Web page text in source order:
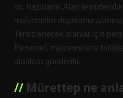
vb. hazırlanır. Alan
malzemeler depolama
Temizlenecek alanlar için
Personel, malzemelerle
alanlara gönderilir.
Mürettep ne